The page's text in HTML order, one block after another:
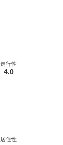
走行性
4.0
居住性